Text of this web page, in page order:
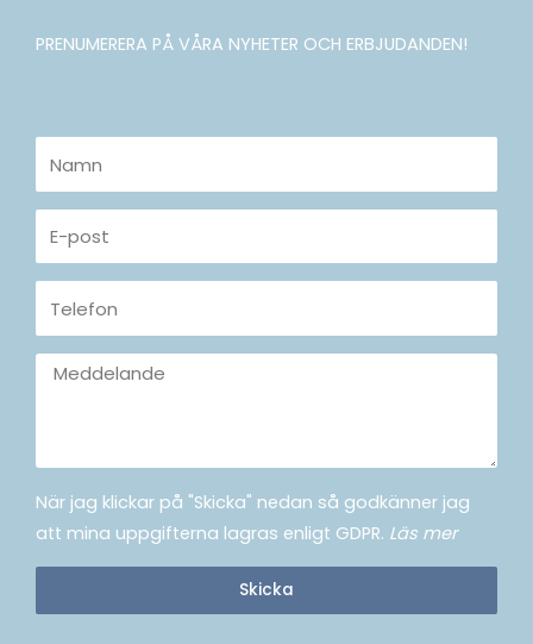
PRENUMERERA PÅ VÅRA NYHETER OCH ERBJUDANDEN!
post
Meddelande
När jag klickar på "Skicka" nedan så godkänner jag
att mina uppgifterna lagras enligt GDPR. Läs mer
Skicka